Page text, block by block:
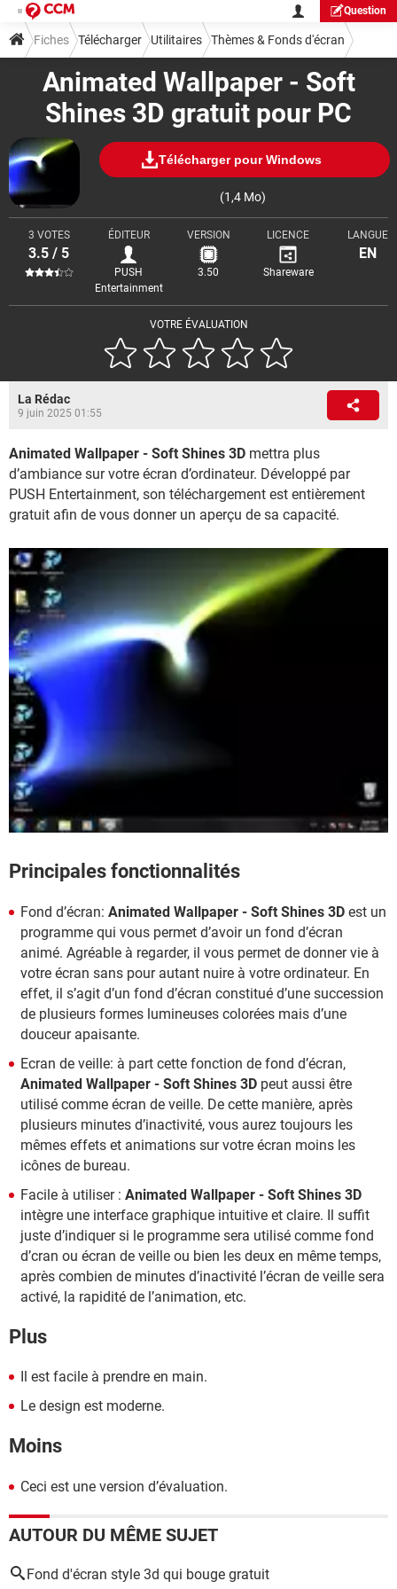
Question
Animated Wallpaper - Soft
Shines 3D gratuit pour PC
Télécharger pour Windows
(1,4 Mo)
VOTRE ÉVALUATION
3 VOTES
3.5 / 5
ÉDITEUR
PUSH
Entertainment
VERSION
3.50
LICENCE
Shareware
LANGUE
EN
Fiches Télécharger Utilitaires Thèmes & Fonds d'écran
La Rédac
9 juin 2025 01:55
Animated Wallpaper - Soft Shines 3D mettra plus
d’ambiance sur votre écran d’ordinateur. Développé par
PUSH Entertainment, son téléchargement est entièrement
gratuit afin de vous donner un aperçu de sa capacité.
Principales fonctionnalités
Fond d’écran: Animated Wallpaper - Soft Shines 3D est un
programme qui vous permet d’avoir un fond d’écran
animé. Agréable à regarder, il vous permet de donner vie à
votre écran sans pour autant nuire à votre ordinateur. En
effet, il s’agit d’un fond d’écran constitué d’une succession
de plusieurs formes lumineuses colorées mais d’une
douceur apaisante.
Ecran de veille: à part cette fonction de fond d’écran,
Animated Wallpaper - Soft Shines 3D peut aussi être
utilisé comme écran de veille. De cette manière, après
plusieurs minutes d’inactivité, vous aurez toujours les
mêmes effets et animations sur votre écran moins les
icônes de bureau.
Facile à utiliser : Animated Wallpaper - Soft Shines 3D
intègre une interface graphique intuitive et claire. Il suffit
juste d’indiquer si le programme sera utilisé comme fond
d’cran ou écran de veille ou bien les deux en même temps,
après combien de minutes d’inactivité l’écran de veille sera
activé, la rapidité de l’animation, etc.
Plus
Il est facile à prendre en main.
Le design est moderne.
Moins
Ceci est une version d’évaluation.
AUTOUR DU MÊME SUJET
Fond d'écran style 3d qui bouge gratuit